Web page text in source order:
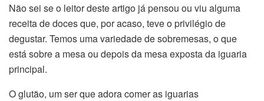
Não sei se o leitor deste artigo já pensou ou viu alguma
receita de doces que, por acaso, teve o privilégio de
degustar. Temos uma variedade de sobremesas, o que
está sobre a mesa ou depois da mesa exposta da iguaria
principal.
O glutão, um ser que adora comer as iguarias